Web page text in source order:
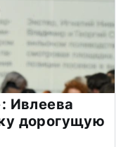
Ивлеева
дорогущую